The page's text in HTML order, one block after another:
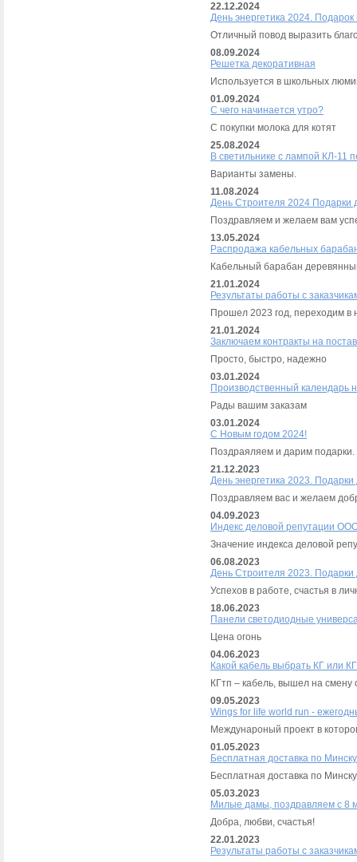
22.12.2024
День энергетика 2024.
Отличный повод выразить
08.09.2024
Решетка декоративная
Используется в школьных
01.09.2024
С чего начинается утро?
C покупки молока для котят
25.08.2024
В светильнике с лампой КЛ-11
Варианты замены.
11.08.2024
День Строителя 2024 Подарки
Поздравляем и желаем вам
13.05.2024
Распродажа кабельных
Кабельный барабан
21.01.2024
Результаты работы с
Прошел 2023 год, переходим в
21.01.2024
Заключаем контракты на
Просто, быстро, надежно
03.01.2024
Производственный календарь
Рады вашим заказам
03.01.2024
C Новым годом 2024!
Поздраяляем и дарим подарки.
21.12.2023
День энергетика 2023.
Поздравляем вас и желаем
04.09.2023
Индекс деловой репутации
Значение индекса деловой
06.08.2023
День Строителя 2023.
Успехов в работе, счастья в
18.06.2023
Панели светодиодные
Цена огонь
04.06.2023
Какой кабель выбрать КГ или
КГтп – кабель, вышел на смену
09.05.2023
Wings for life world run -
Междунароный проект в
01.05.2023
Бесплатная доставка по Минску
Бесплатная доставка по
05.03.2023
Милые дамы, поздравляем с 8
Добра, любви, счастья!
22.01.2023
Результаты работы с